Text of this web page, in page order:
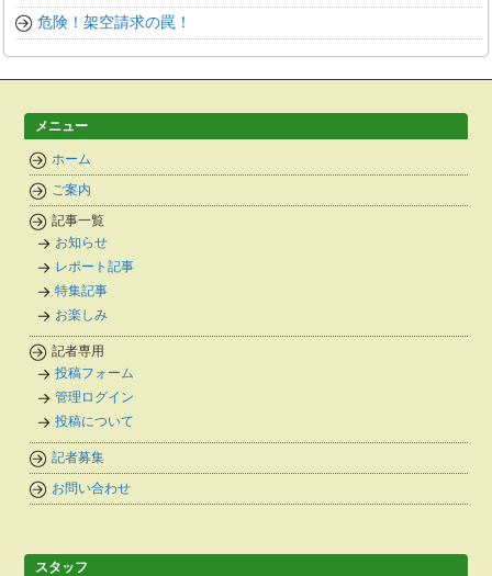
危険！架空請求の罠！
メニュー
ホーム
ご案内
記事一覧
お知らせ
レポート記事
特集記事
お楽しみ
記者専用
投稿フォーム
管理ログイン
投稿について
記者募集
お問い合わせ
スタッフ